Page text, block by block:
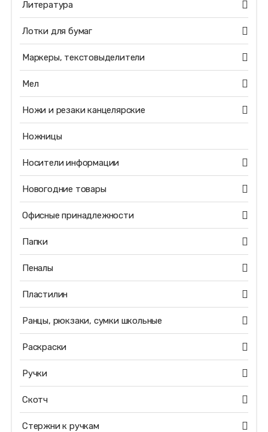
Литература
Лотки для бумаг
Маркеры, текстовыделители
Мел
Ножи и резаки канцелярские
Ножницы
Носители информации
Новогодние товары
Офисные принадлежности
Папки
Пеналы
Пластилин
Ранцы, рюкзаки, сумки школьные
Раскраски
Ручки
Скотч
Стержни к ручкам